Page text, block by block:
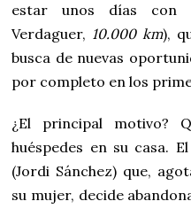
estar unos días con
Verdaguer, 10.000 km),
busca de nuevas
por completo en los
¿El principal motivo?
huéspedes en su casa.
(Jordi Sánchez) que,
su mujer, decide